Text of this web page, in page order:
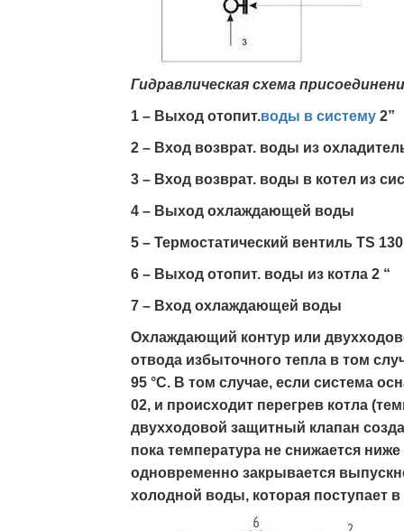
Гидравлическая схема
1 – Выход отопит.воды в систему 2”
2 – Вход возврат. воды из
3 – Вход возврат. воды в котел из
4 – Выход охлаждающей воды
5 – Teрмостатический вентиль TS
6 – Выход отопит. воды из котла 2 “
7 – Вход охлаждающей воды
Oхлаждающий контур или
отвода избыточного тепла в том
95 °C. В том случае, если система
02, и происходит перегрев котла
двуxxодовой защитный клапан
пока температура не снижается
одновременно закрывается
холодной воды, которая поступает в